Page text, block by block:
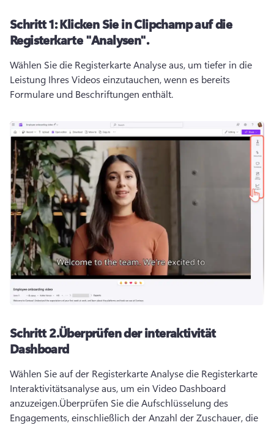
Schritt 1:Klicken Sie in Clipchamp auf die
Registerkarte "Analysen".
Wählen Sie die Registerkarte Analyse aus, um tiefer in die
Leistung Ihres Videos einzutauchen, wenn es bereits
Formulare und Beschriftungen enthält.
Schritt 2.Überprüfen der interaktivität
Dashboard
Wählen Sie auf der Registerkarte Analyse die Registerkarte
Interaktivitätsanalyse aus, um ein Video Dashboard
anzuzeigen.Überprüfen Sie die Aufschlüsselung des
Engagements, einschließlich der Anzahl der Zuschauer, die